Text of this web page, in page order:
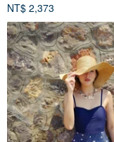
NT$ 2,373